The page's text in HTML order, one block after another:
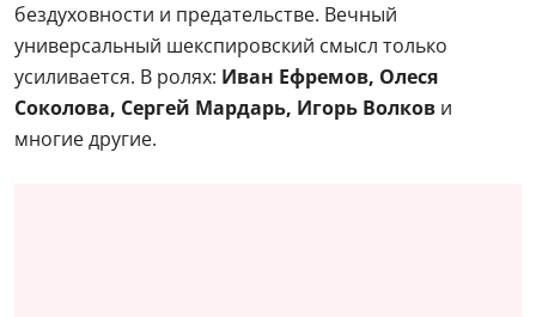
бездуховности и предательстве. Вечный
универсальный шекспировский смысл только
усиливается. В ролях: Иван Ефремов, Олеся
Соколова, Сергей Мардарь, Игорь Волков и
многие другие.